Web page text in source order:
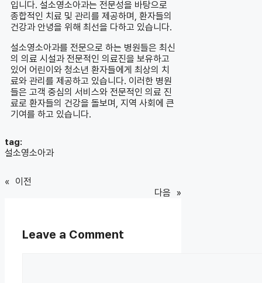
입니다. 설소영소아과는 전문성을 바탕으로
종합적인 치료 및 관리를 제공하며, 환자들의
건강과 안녕을 위해 최선을 다하고 있습니다.
설소영소아과를 전문으로 하는 병원들은 최신
의 의료 시설과 전문적인 의료진을 보유하고
있어 어린이와 청소년 환자들에게 최상의 치
료와 관리를 제공하고 있습니다. 이러한 병원
들은 고객 중심의 서비스와 전문적인 의료 진
료로 환자들의 건강을 돌보며, 지역 사회에 큰
기여를 하고 있습니다.
tag:
설소영소아과
« 이전
다음 »
Leave a Comment